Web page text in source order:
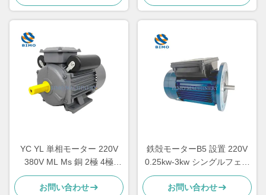
YC YL 単相モーター 220V
380V ML Ms 銅 2極 4極
2.2kw 1.5kw 1.1kw 0.75kw
3kw
お問い合わせ
鉄殻モーターB5 設置 220V
0.25kw-3kw シングルフェー
ズアシンクロンモーター
お問い合わせ